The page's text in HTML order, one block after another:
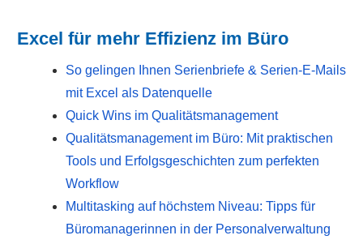
Excel für mehr Effizienz im Büro
So gelingen Ihnen Serienbriefe & Serien-E-Mails
mit Excel als Datenquelle
Quick Wins im Qualitätsmanagement
Qualitätsmanagement im Büro: Mit praktischen
Tools und Erfolgsgeschichten zum perfekten
Workflow
Multitasking auf höchstem Niveau: Tipps für
Büromanagerinnen in der Personalverwaltung